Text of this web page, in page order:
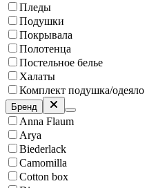
Пледы
Подушки
Покрывала
Полотенца
Постельное белье
Халаты
Комплект подушка/одеяло
Бренд
Anna Flaum
Arya
Biederlack
Camomilla
Cotton box